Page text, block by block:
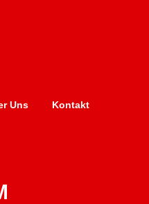
Uns Kontakt